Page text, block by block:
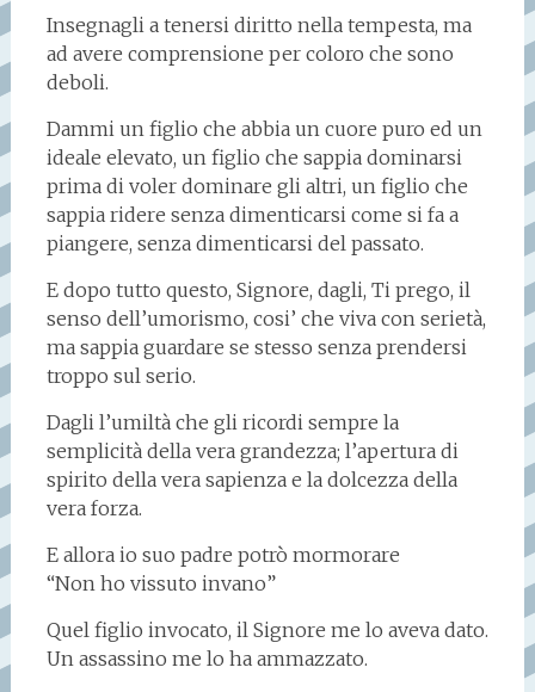
Insegnagli a tenersi diritto nella tempesta, ma
ad avere comprensione per coloro che sono
deboli.
Dammi un figlio che abbia un cuore puro ed un
ideale elevato, un figlio che sappia dominarsi
prima di voler dominare gli altri, un figlio che
sappia ridere senza dimenticarsi come si fa a
piangere, senza dimenticarsi del passato.
E dopo tutto questo, Signore, dagli, Ti prego, il
senso dell’umorismo, cosi’ che viva con serietà,
ma sappia guardare se stesso senza prendersi
troppo sul serio.
Dagli l’umiltà che gli ricordi sempre la
semplicità della vera grandezza; l’apertura di
spirito della vera sapienza e la dolcezza della
vera forza.
E allora io suo padre potrò mormorare
“Non ho vissuto invano”
Quel figlio invocato, il Signore me lo aveva dato.
Un assassino me lo ha ammazzato.